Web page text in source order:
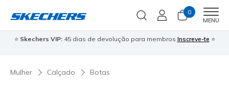
0
MENU
⭐ Skechers VIP:45 dias de devolução para membros Inscreve-te ⭐
Mulher Calçado Botas